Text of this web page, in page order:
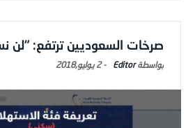
صرخات السعوديين ترتفع: “لن
Editor
-2 يوليو,2018